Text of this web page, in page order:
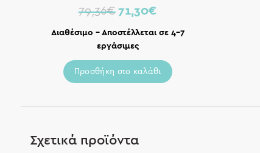
79,36€ 71,30€
Διαθέσιμο – Αποστέλλεται σε 4-7
εργάσιμες
Προσθήκη στο καλάθι
Σχετικά προϊόντα